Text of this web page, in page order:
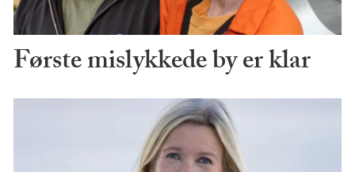
Første mislykkede by er klar